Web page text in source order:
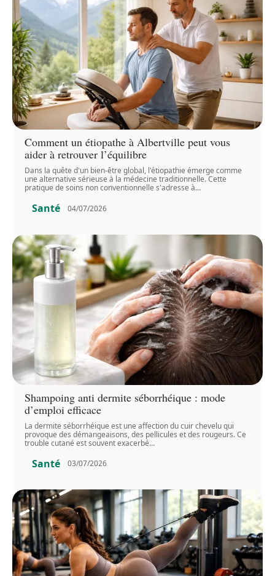
Comment un étiopathe à Albertville peut vous
aider à retrouver l’équilibre
Dans la quête d'un bien-être global, l'étiopathie émerge comme
une alternative sérieuse à la médecine traditionnelle. Cette
pratique de soins non conventionnelle s'adresse à…
Santé 04/07/2026
Shampoing anti dermite séborrhéique : mode
d’emploi efficace
La dermite séborrhéique est une affection du cuir chevelu qui
provoque des démangeaisons, des pellicules et des rougeurs. Ce
trouble cutané est souvent exacerbé…
Santé 03/07/2026